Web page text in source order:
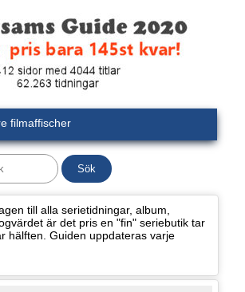
filmaffischer
till alla serietidningar, album,
är det pris en "fin" seriebutik tar
hälften. Guiden uppdateras varje